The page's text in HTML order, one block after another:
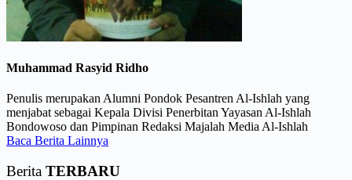
Muhammad Rasyid Ridho
Penulis merupakan Alumni Pondok Pesantren Al-Ishlah yang
menjabat sebagai Kepala Divisi Penerbitan Yayasan Al-Ishlah
Bondowoso dan Pimpinan Redaksi Majalah Media Al-Ishlah
Baca Berita Lainnya
Berita TERBARU